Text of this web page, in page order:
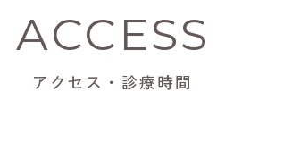
ACCESS
アクセス・診療時間